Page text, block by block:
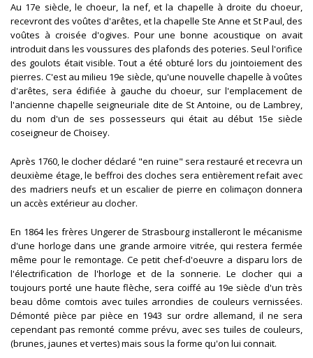
Au 17e siècle, le choeur, la nef, et la chapelle à droite du choeur,
recevront des voûtes d'arêtes, et la chapelle Ste Anne et St Paul, des
voûtes à croisée d'ogives. Pour une bonne acoustique on avait
introduit dans les voussures des plafonds des poteries. Seul l'orifice
des goulots était visible. Tout a été obturé lors du jointoiement des
pierres. C'est au milieu 19e siècle, qu'une nouvelle chapelle à voûtes
d'arêtes, sera édifiée à gauche du choeur, sur l'emplacement de
l'ancienne chapelle seigneuriale dite de St Antoine, ou de Lambrey,
du nom d'un de ses possesseurs qui était au début 15e siècle
coseigneur de Choisey.
Après 1760, le clocher déclaré "en ruine" sera restauré et recevra un
deuxième étage, le beffroi des cloches sera entièrement refait avec
des madriers neufs et un escalier de pierre en colimaçon donnera
un accès extérieur au clocher.
En 1864 les frères Ungerer de Strasbourg installeront le mécanisme
d'une horloge dans une grande armoire vitrée, qui restera fermée
même pour le remontage. Ce petit chef-d'oeuvre a disparu lors de
l'électrification de l'horloge et de la sonnerie. Le clocher qui a
toujours porté une haute flèche, sera coiffé au 19e siècle d'un très
beau dôme comtois avec tuiles arrondies de couleurs vernissées.
Démonté pièce par pièce en 1943 sur ordre allemand, il ne sera
cependant pas remonté comme prévu, avec ses tuiles de couleurs,
(brunes, jaunes et vertes) mais sous la forme qu'on lui connait.